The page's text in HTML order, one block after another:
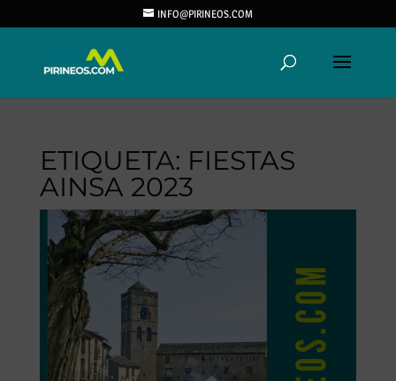
INFO@PIRINEOS.COM
ETIQUETA: FIESTAS
AINSA 2023